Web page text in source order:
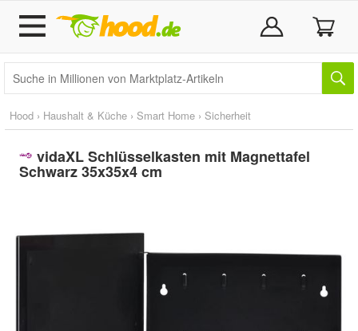
Hood › Haushalt & Küche › Smart Home › Sicherheit
vidaXL Schlüsselkasten mit Magnettafel
Schwarz 35x35x4 cm